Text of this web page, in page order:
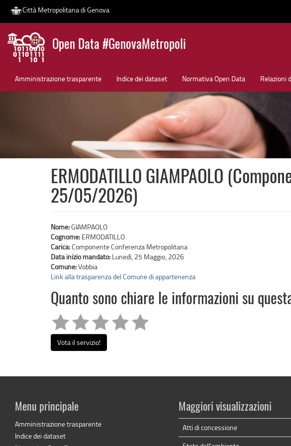
Salta
contenuto
Città Metropolitana di Genova
Open Data #GenovaMetropoli
Amministrazione trasparente Indice dei dataset Normativa Open Data Relazioni
News
ERMODATILLO GIAMPAOLO
25/05/2026)
Nome:GIAMPAOLO
Cognome: ERMODATILLO
Carica:Componente Conferenza Metropolitana
Data inizio mandato: Lunedì, 25 Maggio, 2026
Comune:Vobbia
Link alla trasparenza del Comune di appartenenza
Quanto sono chiare le informazioni su
Vota il servizio!
Menu principale
Amministrazione trasparente
Indice dei dataset
Maggiori visualizzazioni
Atti di concessione